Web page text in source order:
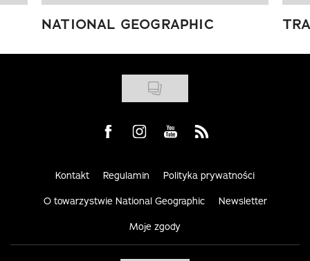
NATIONAL GEOGRAPHIC
Visit us on Facebook
Visit us on Instagram
Visit us on Youtube
Visit us on Rss
Kontakt Regulamin Polityka prywatności
O towarzystwie National Geographic Newsletter
Moje zgody